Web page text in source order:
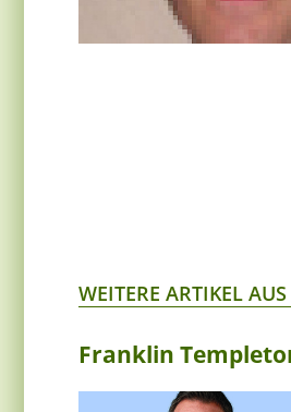
WEITERE ARTIKEL
Franklin